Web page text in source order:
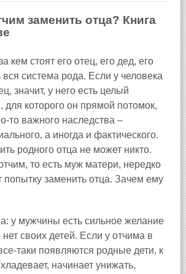
заменить отца? Книга
кем стоят его отец, его дед, его
вся система рода. Если у человека
значит, у него есть целый
которого он прямой потомок,
то важного наследства –
а иногда и фактического.
родного отца не может никто.
то есть муж матери, нередко
попытку заменить отца. Зачем ему
у мужчины есть сильное желание
нет своих детей. Если у отчима в
таки появляются родные дети, к
начинает унижать,